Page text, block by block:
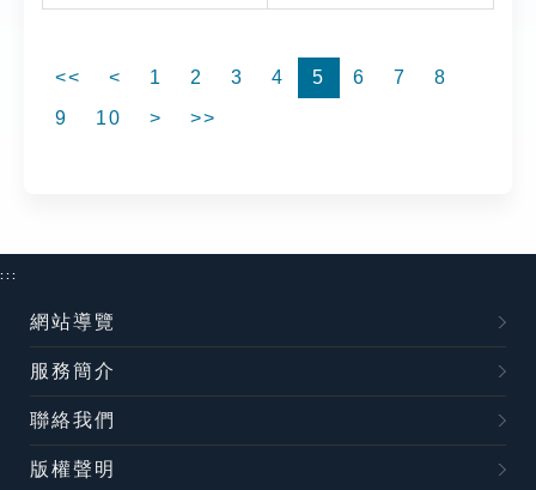
<< < 1 2 3 4 5 6 7
8
9
10 > >>
:::
網站導覽
服務簡介
聯絡我們
版權聲明